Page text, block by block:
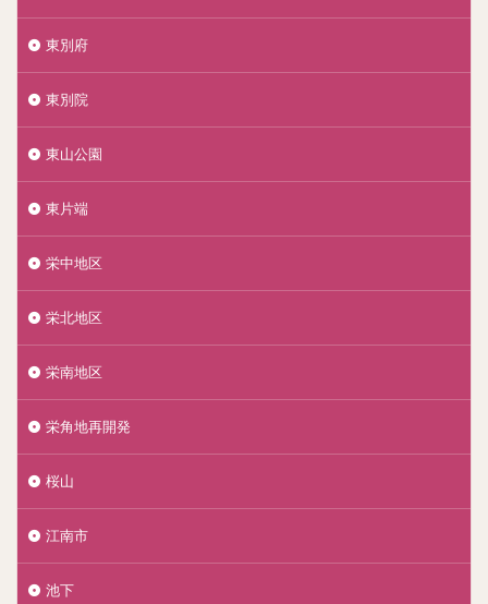
東別府
東別院
東山公園
東片端
栄中地区
栄北地区
栄南地区
栄角地再開発
桜山
江南市
池下